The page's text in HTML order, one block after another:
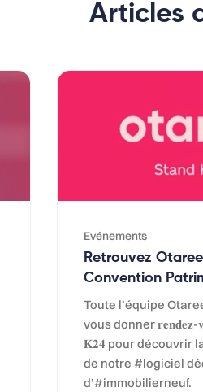
Articles
Evénements
Retrouvez
Convention
Toute l’équipe
vous donner 𝐫𝐞𝐧𝐝𝐞𝐳-
𝐊𝟐𝟒 pour découvrir
de notre #logiciel
d’#immobilierneuf.